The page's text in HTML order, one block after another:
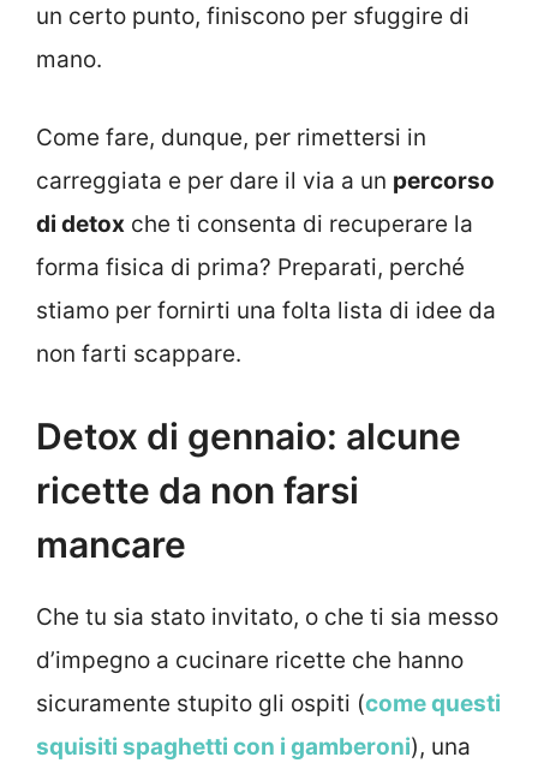
un certo punto, finiscono per sfuggire di
mano.
Come fare, dunque, per rimettersi in
carreggiata e per dare il via a un percorso
di detox che ti consenta di recuperare la
forma fisica di prima? Preparati, perché
stiamo per fornirti una folta lista di idee da
non farti scappare.
Detox di gennaio: alcune
ricette da non farsi
mancare
Che tu sia stato invitato, o che ti sia messo
d’impegno a cucinare ricette che hanno
sicuramente stupito gli ospiti (come questi
squisiti spaghetti con i gamberoni), una